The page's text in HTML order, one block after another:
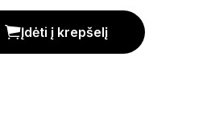
'Socks' kiekis
Įdėti į krepšelį